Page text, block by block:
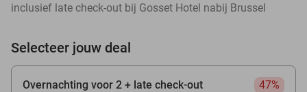
inclusief late check-out bij Gosset Hotel nabij Brussel
Selecteer jouw deal
Overnachting voor 2 + late check-out
47%